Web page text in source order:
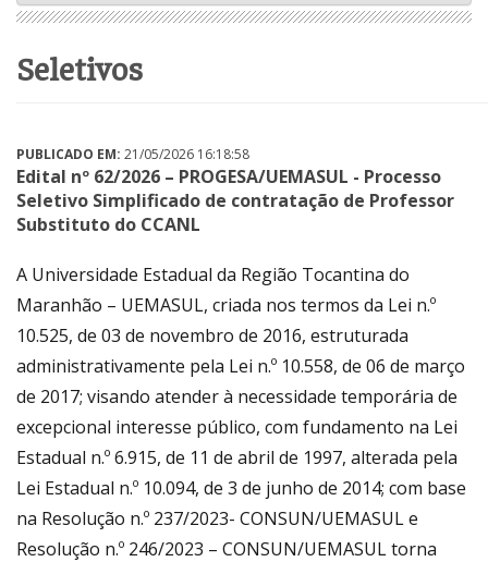
seletivos
PUBLICADO EM: 21/05/2026 16:18:58
Edital nº 62/2026 – PROGESA/UEMASUL - Processo
Seletivo Simplificado de contratação de Professor
Substituto do CCANL
A Universidade Estadual da Região Tocantina do
Maranhão – UEMASUL, criada nos termos da Lei n.º
10.525, de 03 de novembro de 2016, estruturada
administrativamente pela Lei n.º 10.558, de 06 de março
de 2017; visando atender à necessidade temporária de
excepcional interesse público, com fundamento na Lei
Estadual n.º 6.915, de 11 de abril de 1997, alterada pela
Lei Estadual n.º 10.094, de 3 de junho de 2014; com base
na Resolução n.º 237/2023- CONSUN/UEMASUL e
Resolução n.º 246/2023 – CONSUN/UEMASUL torna